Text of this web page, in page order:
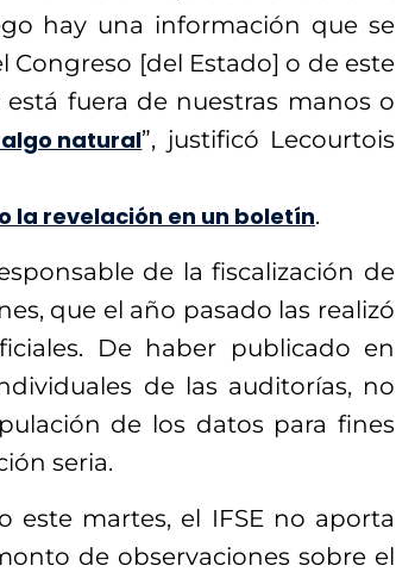
hay una información que se
Congreso [del Estado] o de este
fuera de nuestras manos o
algo natural”, justificó Lecourtois
la revelación en un boletín.
de la fiscalización de
que el año pasado las realizó
De haber publicado en
de las auditorías, no
de los datos para fines
seria.
este martes, el IFSE no aporta
de observaciones sobre el